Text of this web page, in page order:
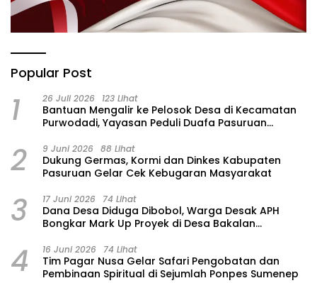
Popular Post
1 26 Juli 2026 123 Lihat
‎Bantuan Mengalir ke Pelosok Desa di Kecamatan
Purwodadi, Yayasan Peduli Duafa Pasuruan
2 9 Juni 2026 88 Lihat
Dukung Germas, Kormi dan Dinkes Kabupaten
Pasuruan Gelar Cek Kebugaran Masyarakat
3 17 Juni 2026 74 Lihat
Dana Desa Diduga Dibobol, Warga Desak APH
Bongkar Mark Up Proyek di Desa Bakalan
4 16 Juni 2026 74 Lihat
Tim Pagar Nusa Gelar Safari Pengobatan dan
Pembinaan Spiritual di Sejumlah Ponpes Sumenep